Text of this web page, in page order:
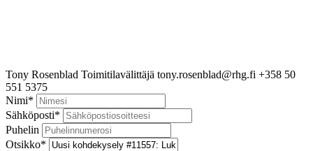
Tony Rosenblad Toimitilavälittäjä tony.rosenblad@rhg.fi +358 50
551 5375
Nimi*
Sähköposti*
Puhelin
Otsikko*